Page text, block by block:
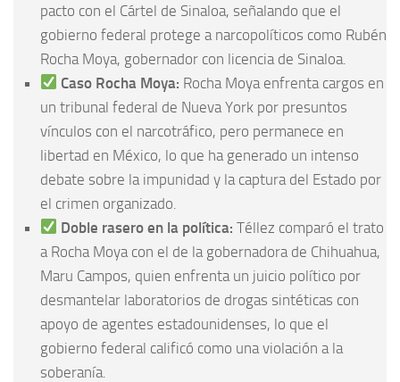
pacto con el Cártel de Sinaloa, señalando que el
gobierno federal protege a narcopolíticos como Rubén
Rocha Moya, gobernador con licencia de Sinaloa.
Caso Rocha Moya: Rocha Moya enfrenta cargos en
un tribunal federal de Nueva York por presuntos
vínculos con el narcotráfico, pero permanece en
libertad en México, lo que ha generado un intenso
debate sobre la impunidad y la captura del Estado por
el crimen organizado.
Doble rasero en la política: Téllez comparó el trato
a Rocha Moya con el de la gobernadora de Chihuahua,
Maru Campos, quien enfrenta un juicio político por
desmantelar laboratorios de drogas sintéticas con
apoyo de agentes estadounidenses, lo que el
gobierno federal calificó como una violación a la
soberanía.